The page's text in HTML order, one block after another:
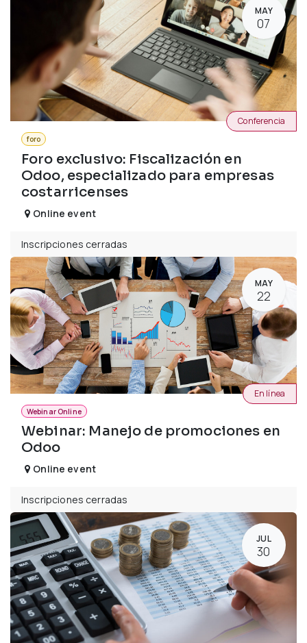
MAY
07
foro
Foro exclusivo: Fiscalización en
Odoo, especializado para empresas
costarricenses
Conferencia
Online event
Inscripciones cerradas
MAY
22
Webinar Online
Webinar: Manejo de promociones en
Odoo
En línea
Online event
Inscripciones cerradas
JUL
30